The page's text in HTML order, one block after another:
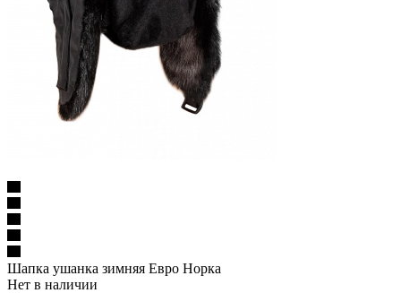
Шапка ушанка зимняя Евро Норка
Нет в наличии